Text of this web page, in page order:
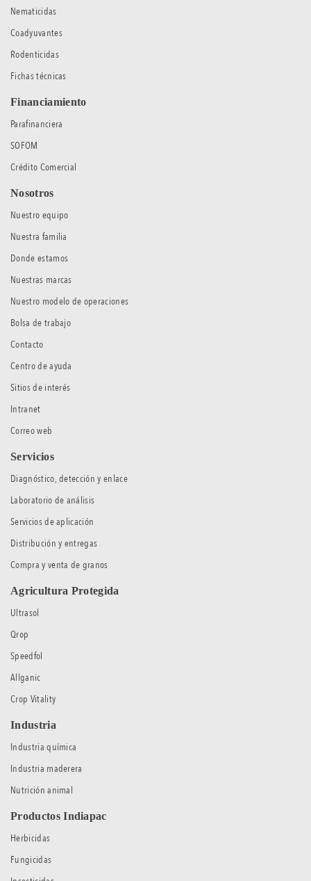
Nematicidas
Coadyuvantes
Rodenticidas
Fichas técnicas
Financiamiento
Parafinanciera
SOFOM
Crédito Comercial
Nosotros
Nuestro equipo
Nuestra familia
Donde estamos
Nuestras marcas
Nuestro modelo de operaciones
Bolsa de trabajo
Contacto
Centro de ayuda
Sitios de interés
Intranet
Correo web
Servicios
Diagnóstico, detección y enlace
Laboratorio de análisis
Servicios de aplicación
Distribución y entregas
Compra y venta de granos
Agricultura Protegida
Ultrasol
Qrop
Speedfol
Allganic
Crop Vitality
Industria
Industria química
Industria maderera
Nutrición animal
Productos Indiapac
Herbicidas
Fungicidas